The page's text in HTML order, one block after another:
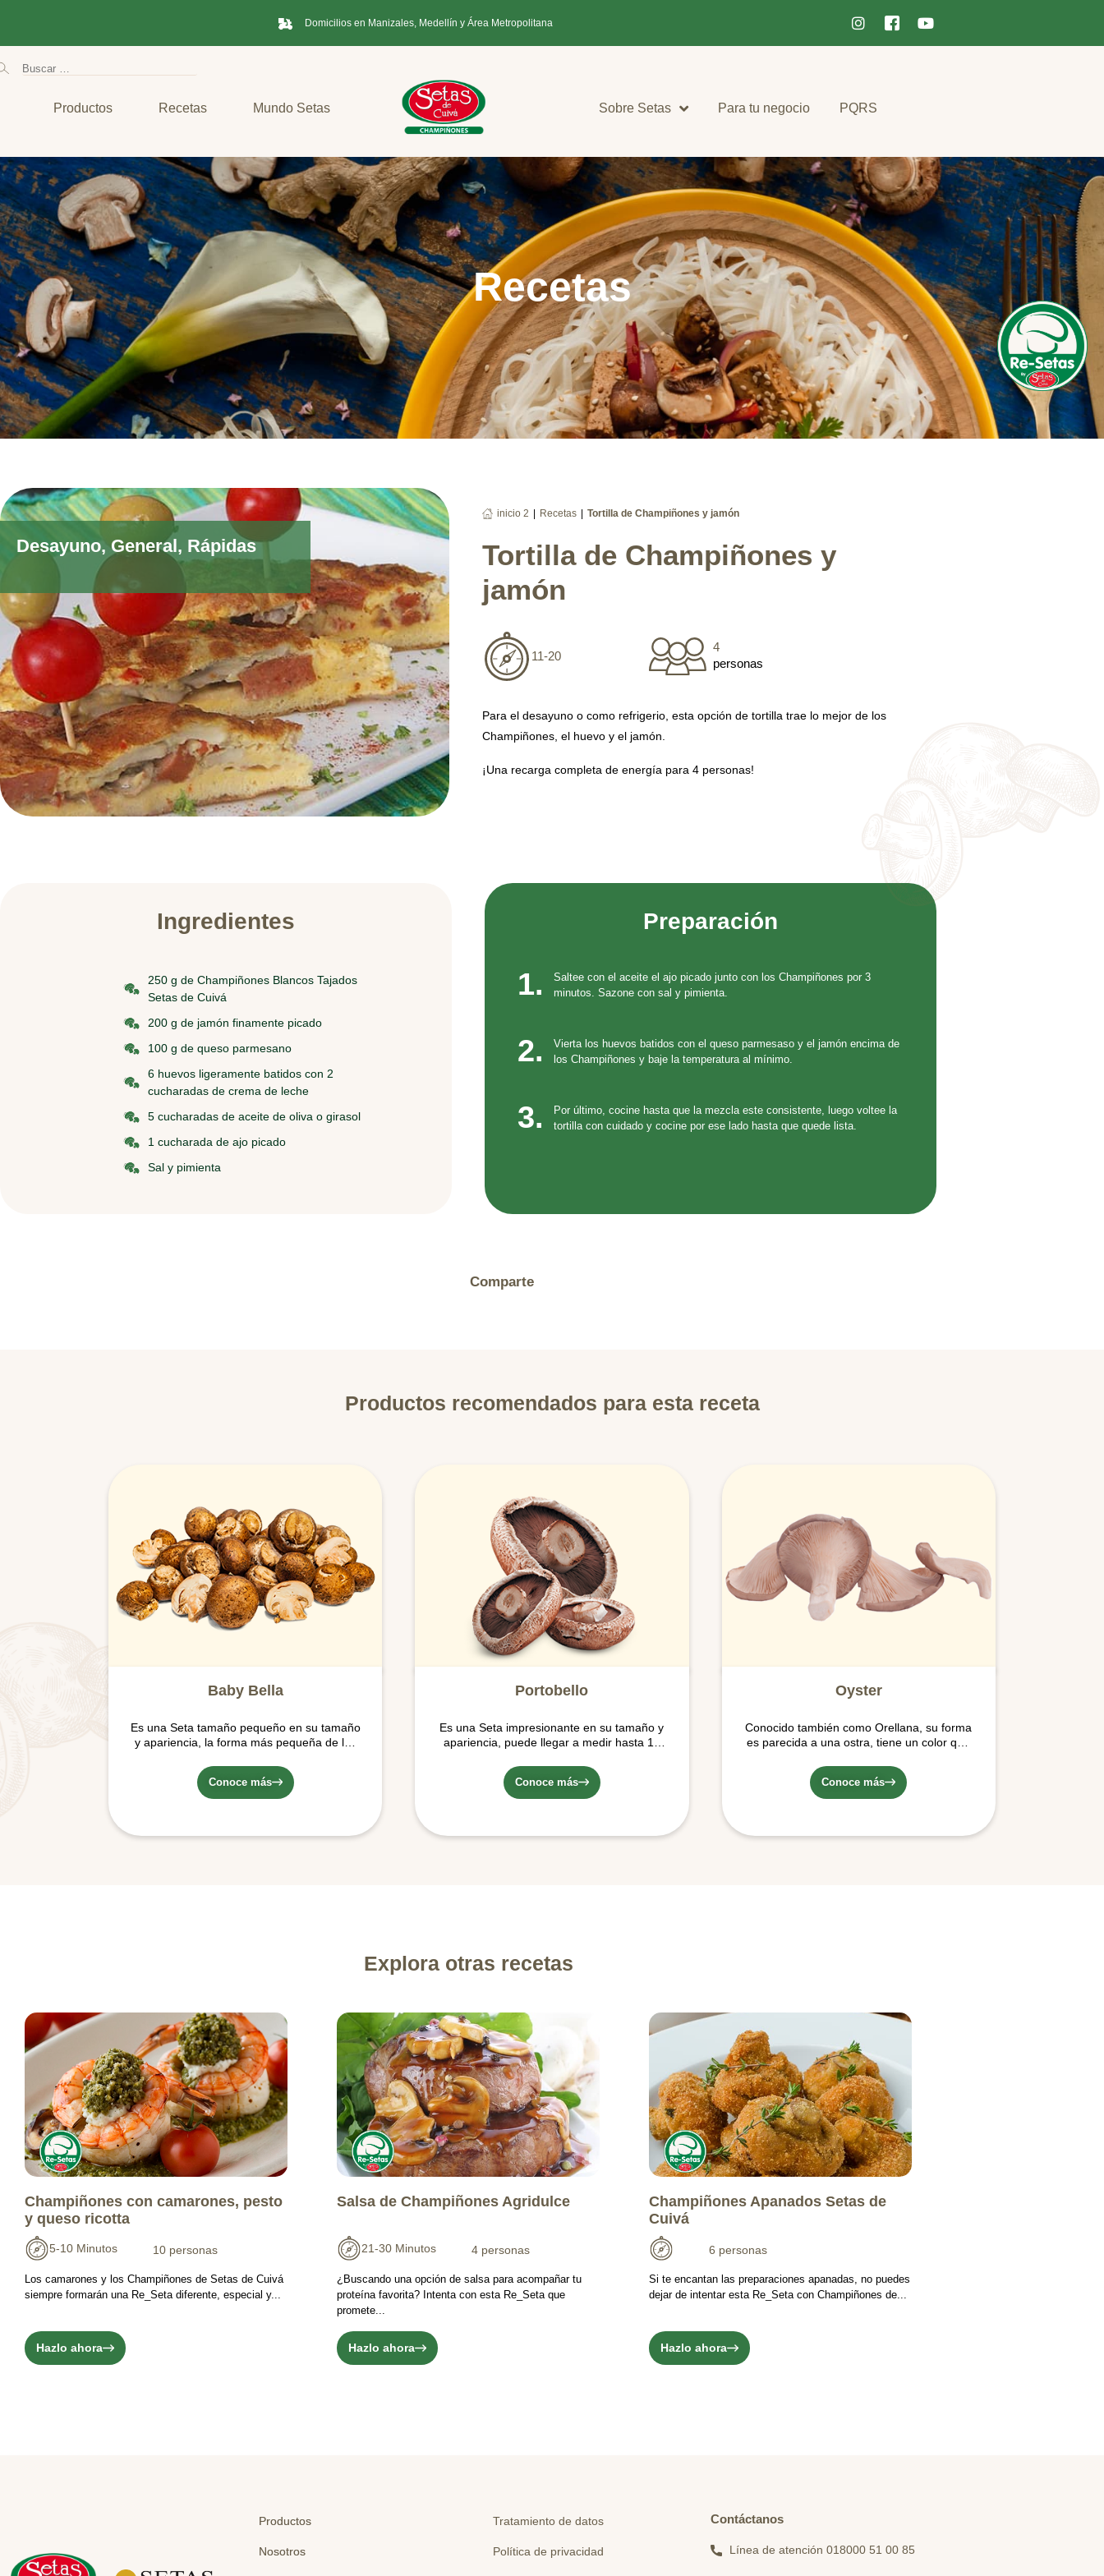
Domicilios en Manizales, Medellín y Área Metropolitana
Productos Recetas Mundo Setas Sobre Setas Para tu negocio PQRS
Recetas
Desayuno,General , Rápidas
inicio 2 Recetas Tortilla de Champiñones y jamón
Tortilla de Champiñones y
jamón
11-20
4
personas
Para el desayuno o como refrigerio, esta opción de tortilla trae lo mejor de los
Champiñones, el huevo y el jamón.
¡Una recarga completa de energía para 4 personas!
Ingredientes
250 g de Champiñones Blancos Tajados
Setas de Cuivá
200 g de jamón finamente picado
100 g de queso parmesano
6 huevos ligeramente batidos con 2
cucharadas de crema de leche
5 cucharadas de aceite de oliva o girasol
1 cucharada de ajo picado
Sal y pimienta
Preparación
1.
Saltee con el aceite el ajo picado junto con los Champiñones por 3
minutos. Sazone con sal y pimienta.
2.
Vierta los huevos batidos con el queso parmesaso y el jamón encima de
los Champiñones y baje la temperatura al mínimo.
3.
Por último, cocine hasta que la mezcla este consistente, luego voltee la
tortilla con cuidado y cocine por ese lado hasta que quede lista.
Comparte
Productos recomendados para esta receta
Baby Bella
Es una Seta tamaño pequeño en su tamaño
y apariencia, la forma más pequeña de los
fuerte y terroso, con una textura y sabor
denso y carnoso.
Conoce más
Portobello
Es una Seta impresionante en su tamaño y
apariencia, puede llegar a medir hasta 15
a Umami) y de color café, con una textura
densa y carnosa. Es la forma madura del
Crimini.
Conoce más
Oyster
Conocido también como Orellana, su forma
es parecida a una ostra, tiene un color que
en una obra de arte; poseen una textura
gamuzada o aterciopelada. Crecen en
forma de racimo.
Conoce más
Explora otras recetas
Champiñones con camarones, pesto
y queso ricotta
5-10 Minutos 10 personas
Los camarones y los Champiñones de Setas de Cuivá
siempre formarán una Re_Seta diferente, especial y...
Hazlo ahora
Salsa de Champiñones Agridulce
21-30 Minutos 4 personas
¿Buscando una opción de salsa para acompañar tu
proteína favorita? Intenta con esta Re_Seta que
promete...
Hazlo ahora
Champiñones Apanados Setas de
Cuivá
6 personas
Si te encantan las preparaciones apanadas, no puedes
dejar de intentar esta Re_Seta con Champiñones de...
Hazlo ahora
Productos
Nosotros
Tratamiento de datos
Política de privacidad
Contáctanos
Línea de atención 018000 51 00 85